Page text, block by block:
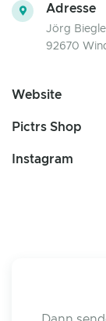
Adresse
Jörg
92670
Website
Pictrs Shop
Instagram